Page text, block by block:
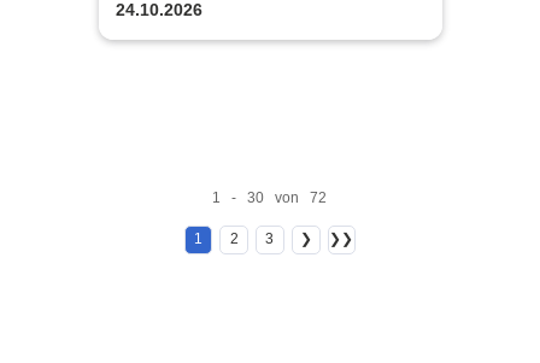
Emperial
24.10.2026
1 - 30 von 72
1 2 3 ❯ ❯❯